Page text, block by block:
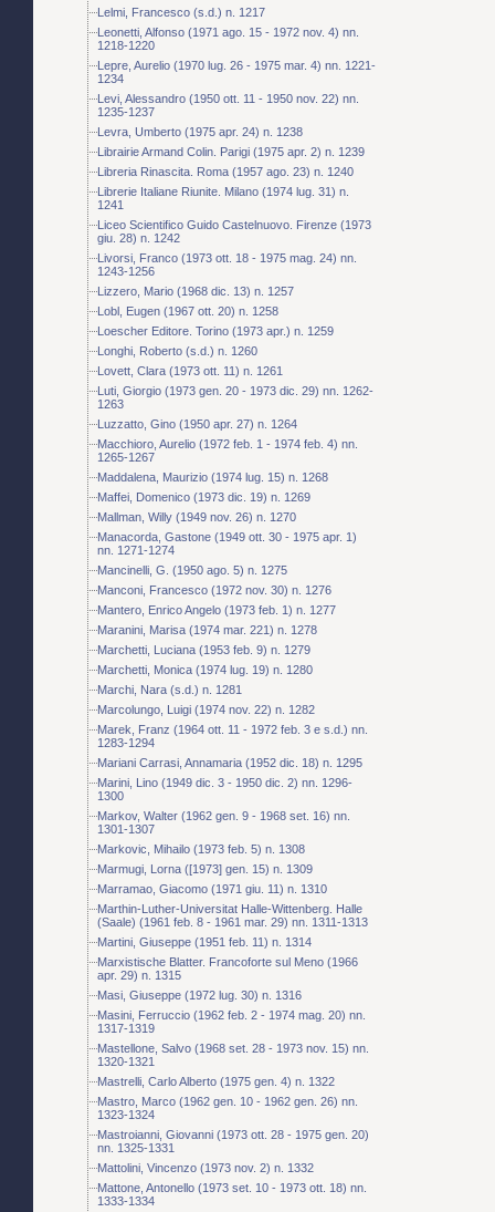
Lelmi, Francesco (s.d.) n. 1217
Leonetti, Alfonso (1971 ago. 15 - 1972 nov. 4) nn.
1218-1220
Lepre, Aurelio (1970 lug. 26 - 1975 mar. 4) nn. 1221-
1234
Levi, Alessandro (1950 ott. 11 - 1950 nov. 22) nn.
1235-1237
Levra, Umberto (1975 apr. 24) n. 1238
Librairie Armand Colin. Parigi (1975 apr. 2) n. 1239
Libreria Rinascita. Roma (1957 ago. 23) n. 1240
Librerie Italiane Riunite. Milano (1974 lug. 31) n.
1241
Liceo Scientifico Guido Castelnuovo. Firenze (1973
giu. 28) n. 1242
Livorsi, Franco (1973 ott. 18 - 1975 mag. 24) nn.
1243-1256
Lizzero, Mario (1968 dic. 13) n. 1257
Lobl, Eugen (1967 ott. 20) n. 1258
Loescher Editore. Torino (1973 apr.) n. 1259
Longhi, Roberto (s.d.) n. 1260
Lovett, Clara (1973 ott. 11) n. 1261
Luti, Giorgio (1973 gen. 20 - 1973 dic. 29) nn. 1262-
1263
Luzzatto, Gino (1950 apr. 27) n. 1264
Macchioro, Aurelio (1972 feb. 1 - 1974 feb. 4) nn.
1265-1267
Maddalena, Maurizio (1974 lug. 15) n. 1268
Maffei, Domenico (1973 dic. 19) n. 1269
Mallman, Willy (1949 nov. 26) n. 1270
Manacorda, Gastone (1949 ott. 30 - 1975 apr. 1)
nn. 1271-1274
Mancinelli, G. (1950 ago. 5) n. 1275
Manconi, Francesco (1972 nov. 30) n. 1276
Mantero, Enrico Angelo (1973 feb. 1) n. 1277
Maranini, Marisa (1974 mar. 221) n. 1278
Marchetti, Luciana (1953 feb. 9) n. 1279
Marchetti, Monica (1974 lug. 19) n. 1280
Marchi, Nara (s.d.) n. 1281
Marcolungo, Luigi (1974 nov. 22) n. 1282
Marek, Franz (1964 ott. 11 - 1972 feb. 3 e s.d.) nn.
1283-1294
Mariani Carrasi, Annamaria (1952 dic. 18) n. 1295
Marini, Lino (1949 dic. 3 - 1950 dic. 2) nn. 1296-
1300
Markov, Walter (1962 gen. 9 - 1968 set. 16) nn.
1301-1307
Markovic, Mihailo (1973 feb. 5) n. 1308
Marmugi, Lorna ([1973] gen. 15) n. 1309
Marramao, Giacomo (1971 giu. 11) n. 1310
Marthin-Luther-Universitat Halle-Wittenberg. Halle
(Saale) (1961 feb. 8 - 1961 mar. 29) nn. 1311-1313
Martini, Giuseppe (1951 feb. 11) n. 1314
Marxistische Blatter. Francoforte sul Meno (1966
apr. 29) n. 1315
Masi, Giuseppe (1972 lug. 30) n. 1316
Masini, Ferruccio (1962 feb. 2 - 1974 mag. 20) nn.
1317-1319
Mastellone, Salvo (1968 set. 28 - 1973 nov. 15) nn.
1320-1321
Mastrelli, Carlo Alberto (1975 gen. 4) n. 1322
Mastro, Marco (1962 gen. 10 - 1962 gen. 26) nn.
1323-1324
Mastroianni, Giovanni (1973 ott. 28 - 1975 gen. 20)
nn. 1325-1331
Mattolini, Vincenzo (1973 nov. 2) n. 1332
Mattone, Antonello (1973 set. 10 - 1973 ott. 18) nn.
1333-1334